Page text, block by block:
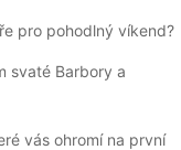
pro pohodlný víkend?
svaté Barbory a
vás ohromí na první